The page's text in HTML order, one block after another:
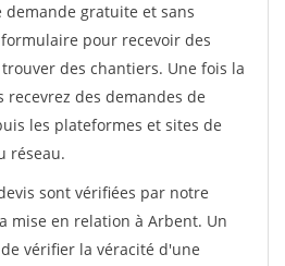
demande gratuite et sans
pour recevoir des
des chantiers. Une fois la
recevrez des demandes de
les plateformes et sites de
réseau.
sont vérifiées par notre
mise en relation à Arbent. Un
vérifier la véracité d'une